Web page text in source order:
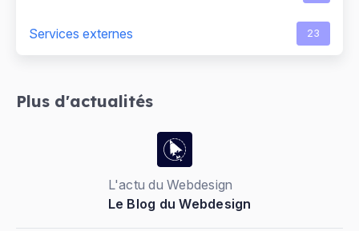
Services externes 23
Plus d'actualités
L'actu du Webdesign
Le Blog du Webdesign